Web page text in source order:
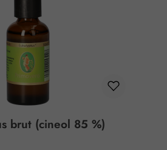
brut (cineol 85 %)